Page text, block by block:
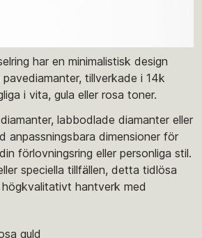
har en minimalistisk design
tillverkade i 14k
i vita, gula eller rosa toner.
labbodlade diamanter eller
anpassningsbara dimensioner för
förlovningsring eller personliga stil.
speciella tillfällen, detta tidlösa
hantverk med
guld